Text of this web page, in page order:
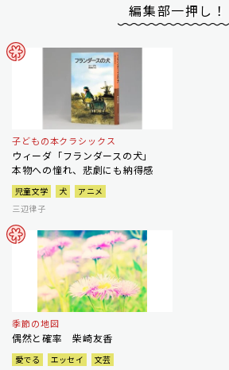
編集部一押し！
子どもの本クラシックス
ウィーダ「フランダースの犬」
本物への憧れ、悲劇にも納得感
児童文学 犬
アニメ
三辺律子
季節の地図
偶然と確率 柴崎友香
愛でる エッセイ
文芸